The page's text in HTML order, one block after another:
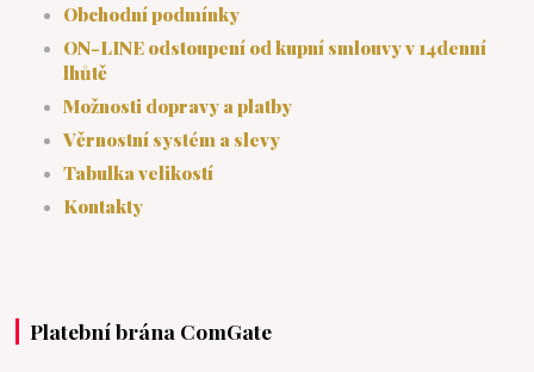
Obchodní podmínky
ON-LINE odstoupení od kupní smlouvy v 14denní
lhůtě
Možnosti dopravy a platby
Věrnostní systém a slevy
Tabulka velikostí
Kontakty
Platební brána ComGate